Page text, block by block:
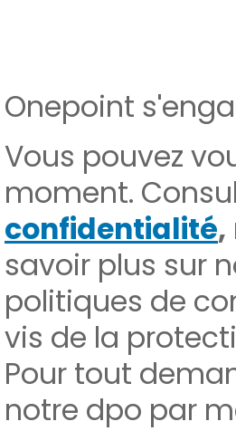
Onepoint
Vous pouvez
moment.
confidentialité,
savoir plus sur
politiques de
vis de la
Pour tout
notre dpo par